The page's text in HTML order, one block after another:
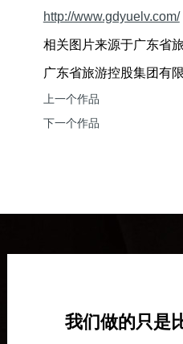
http://www.gdyuelv.com/
相关图片来源于广东省
广东省旅游控股集团有
上一个作品
下一个作品
我们做的只是